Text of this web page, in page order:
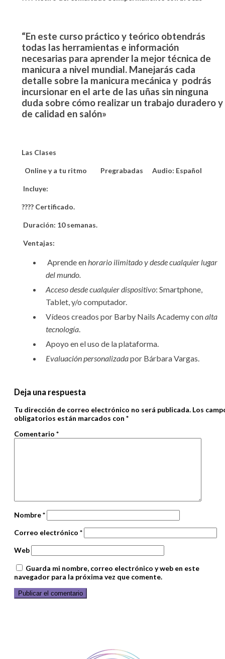
“En este curso práctico y teórico obtendrás
todas las herramientas e información
necesarias para aprender la mejor técnica de
manicura a nivel mundial. Manejarás cada
detalle sobre la manicura mecánica y podrás
incursionar en el arte de las uñas sin ninguna
duda sobre cómo realizar un trabajo duradero y
de calidad en salón»
Las Clases
Online y a tu ritmo Pregrabadas Audio: Español
Incluye:
???? Certificado.
Duración: 10 semanas.
Ventajas:
Aprende enhorario ilimitado y desde cualquier lugar
del mundo.
Acceso desde cualquier dispositivo: Smartphone,
Tablet, y/o computador.
Vídeos creados por Barby Nails Academy conalta
tecnología.
Apoyo en el uso de la plataforma.
Evaluación personalizadapor Bárbara Vargas.
Deja una respuesta
Tu dirección de correo electrónico no será publicada. Los
obligatorios están marcados con *
Comentario *
Nombre*
Correo electrónico *
Web
Guarda mi nombre, correo electrónico y web en este
navegador para la próxima vez que comente.